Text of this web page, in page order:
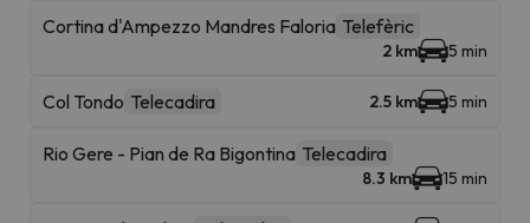
Cortina d'Ampezzo Mandres Faloria Telefèric
2 km 5 min
Col Tondo Telecadira 2.5 km 5 min
Rio Gere - Pian de Ra Bigontina Telecadira
8.3 km 15 min